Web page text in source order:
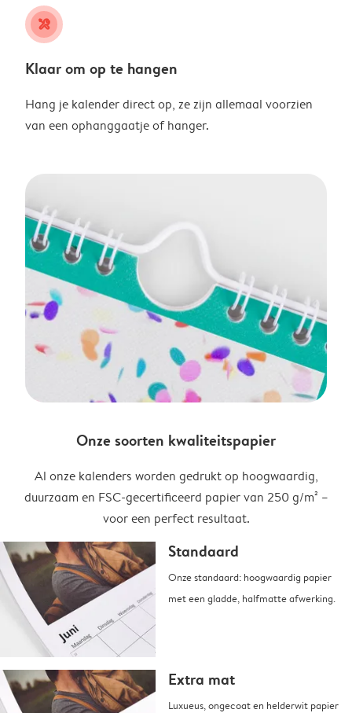
tools
Klaar om op te hangen
Hang je kalender direct op, ze zijn allemaal voorzien
van een ophanggaatje of hanger.
Onze soorten kwaliteitspapier
Al onze kalenders worden gedrukt op hoogwaardig,
duurzaam en FSC-gecertificeerd papier van 250 g/m² –
voor een perfect resultaat.
Standaard
Onze standaard: hoogwaardig papier
met een gladde, halfmatte afwerking.
Extra mat
Luxueus, ongecoat en helderwit papier